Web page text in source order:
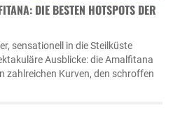
DIE BESTEN HOTSPOTS DER A
sensationell in die Steilküste
Ausblicke: die Amalfitana
zahlreichen Kurven, den schroffen